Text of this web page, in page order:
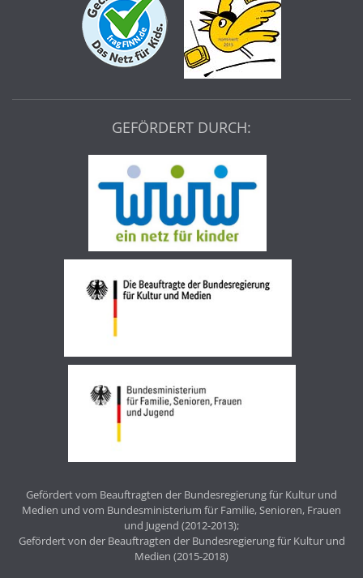
GEFÖRDERT DURCH:
Gefördert vom Beauftragten der Bundesregierung für Kultur und
Medien und vom Bundesministerium für Familie, Senioren, Frauen
und Jugend (2012-2013);
Gefördert von der Beauftragten der Bundesregierung für Kultur und
Medien (2015-2018)